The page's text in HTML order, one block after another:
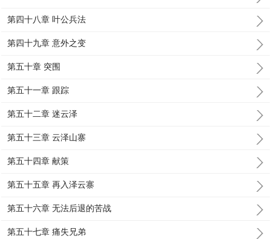
第四十八章 叶公兵法
第四十九章 意外之变
第五十章 突围
第五十一章 跟踪
第五十二章 迷云泽
第五十三章 云泽山寨
第五十四章 献策
第五十五章 再入泽云寨
第五十六章 无法后退的苦战
第五十七章 痛失兄弟